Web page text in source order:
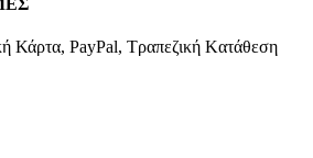
Κάρτα, PayPal, Τραπεζική Kατάθεση